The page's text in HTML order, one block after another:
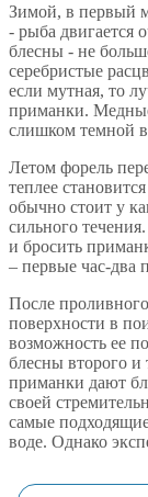
Зимой, в первый
- рыба двигается
блесны - не
серебристые
если мутная, то
приманки.
слишком темной
Летом форель
теплее
обычно стоит у
сильного
и бросить
– первые час-два
После
поверхности в
возможность ее
блесны второго и
приманки дают
своей
самые
воде. Однако